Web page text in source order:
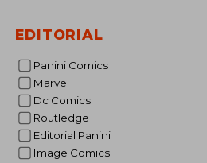
EDITORIAL
Panini Comics
Marvel
Dc Comics
Routledge
Editorial Panini
Image Comics